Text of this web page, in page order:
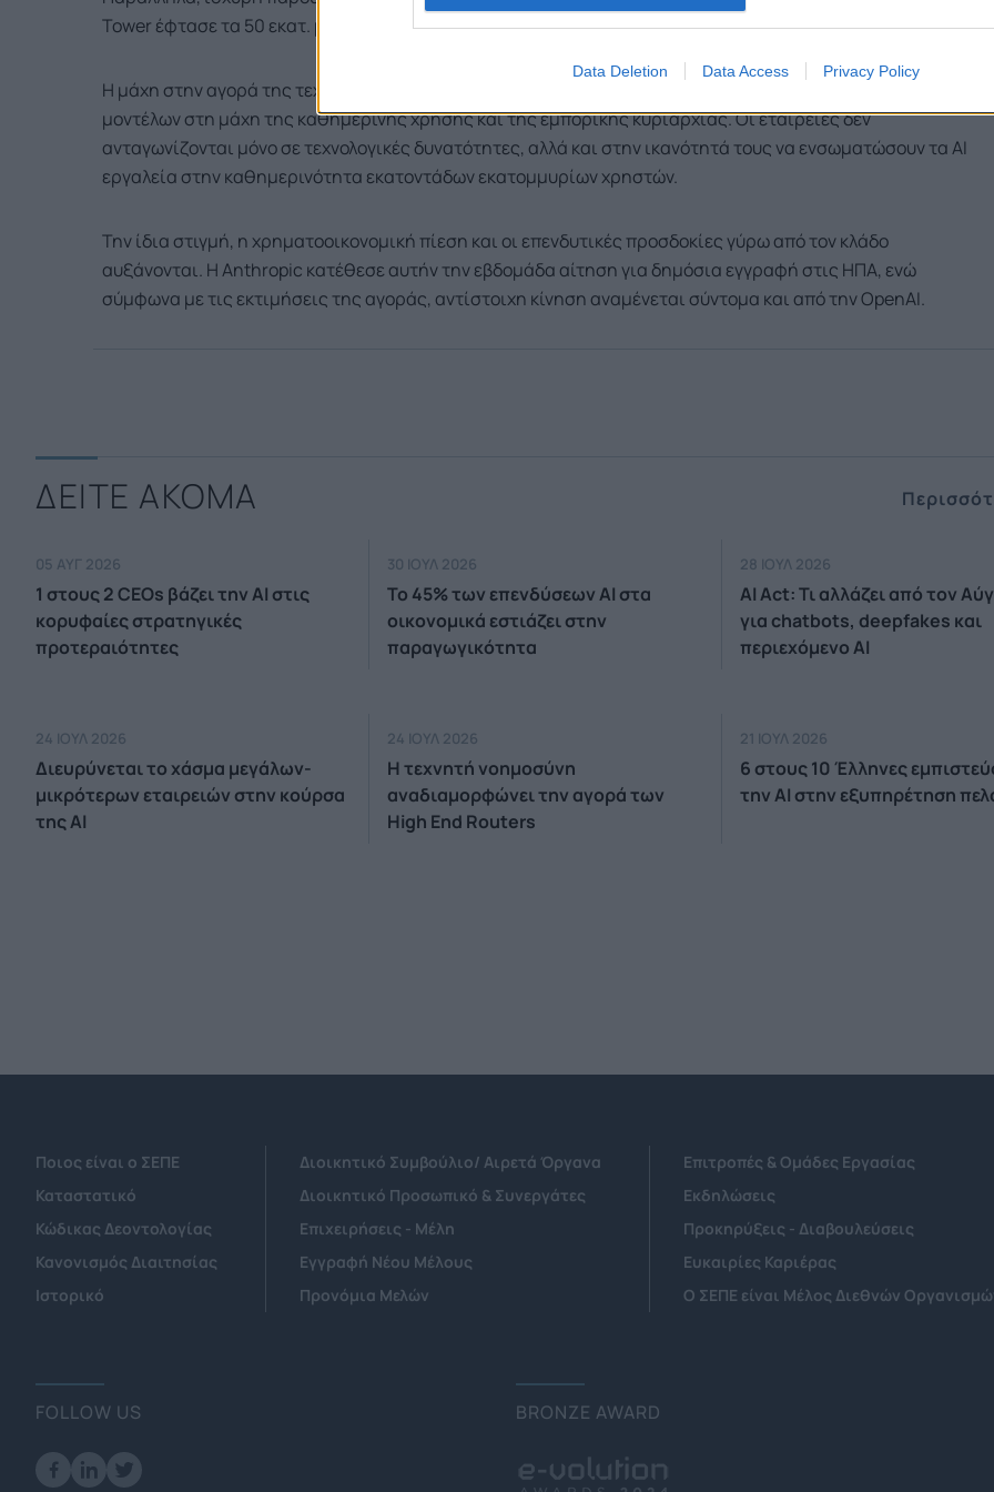
Data Deletion Data Access Privacy Policy
Tower έφτασε τα 50 εκατ. μηνιαίους ενεργούς χρήστες.
Η μάχη στην αγορά της τεχνητής νοημοσύνης φαίνεται πλέον να μεταφέρεται από την απλή ανάπτυξη
μοντέλων στη μάχη της καθημερινής χρήσης και της εμπορικής κυριαρχίας. Οι εταιρείες δεν
ανταγωνίζονται μόνο σε τεχνολογικές δυνατότητες, αλλά και στην ικανότητά τους να ενσωματώσουν τα AI
εργαλεία στην καθημερινότητα εκατοντάδων εκατομμυρίων χρηστών.
Την ίδια στιγμή, η χρηματοοικονομική πίεση και οι επενδυτικές προσδοκίες γύρω από τον κλάδο
αυξάνονται. Η Anthropic κατέθεσε αυτήν την εβδομάδα αίτηση για δημόσια εγγραφή στις ΗΠΑ, ενώ
σύμφωνα με τις εκτιμήσεις της αγοράς, αντίστοιχη κίνηση αναμένεται σύντομα και από την OpenAI.
ΔΕΙΤΕ ΑΚΟΜΑ
05 ΑΥΓ 2026
1 στους 2 CEOs βάζει την ΑΙ στις
κορυφαίες στρατηγικές
προτεραιότητες
30 ΙΟΥΛ 2026
Το 45% των επενδύσεων AI στα
οικονομικά εστιάζει στην
παραγωγικότητα
28 ΙΟΥΛ 2026
AI Act: Τι αλλάζει από τον
για chatbots, deepfakes και
περιεχόμενο AI
24 ΙΟΥΛ 2026
Διευρύνεται το χάσμα μεγάλων-
μικρότερων εταιρειών στην κούρσα
της AI
24 ΙΟΥΛ 2026
Η τεχνητή νοημοσύνη
αναδιαμορφώνει την αγορά των
High End Routers
21 ΙΟΥΛ 2026
6 στους 10 Έλληνες
την ΑΙ στην εξυπηρέτηση
Ποιος είναι ο ΣΕΠΕ
Καταστατικό
Κώδικας Δεοντολογίας
Κανονισμός Διαιτησίας
Ιστορικό
Διοικητικό Συμβούλιο/ Αιρετά Όργανα
Διοικητικό Προσωπικό & Συνεργάτες
Επιχειρήσεις - Μέλη
Εγγραφή Νέου Μέλους
Προνόμια Μελών
Επιτροπές & Ομάδες Εργασίας
Εκδηλώσεις
Προκηρύξεις - Διαβουλεύσεις
Ευκαιρίες Καριέρας
Ο ΣΕΠΕ είναι Μέλος Διεθνών
FOLLOW US BRONZE AWARD